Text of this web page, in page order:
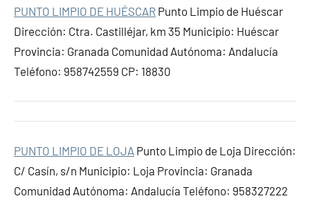
PUNTO LIMPIO DE HUÉSCAR Punto Limpio de Huéscar
Dirección: Ctra. Castilléjar, km 35 Municipio: Huéscar
Provincia: Granada Comunidad Autónoma: Andalucía
Teléfono: 958742559 CP: 18830
PUNTO LIMPIO DE LOJA Punto Limpio de Loja Dirección:
C/ Casín, s/n Municipio: Loja Provincia: Granada
Comunidad Autónoma: Andalucía Teléfono: 958327222